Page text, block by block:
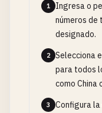
1
Ingresa o
números de
designado.
2
Selecciona
para todos
como China
3
Configura